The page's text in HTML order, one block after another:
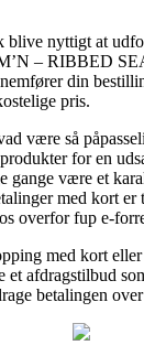
nyttigt at
– RIBBED
din
pris.
være så
for en
gange være et
med kort er
overfor fup e-
med kort
et afdragstilbud
betalingen